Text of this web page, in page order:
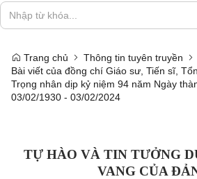
Trang chủ
Thông tin tuyên truyền
Bài viết của đồng chí Giáo sư, Tiến sĩ,
Trọng nhân dịp kỷ niệm 94 năm Ngày
03/02/1930 - 03/02/2024
TỰ HÀO VÀ TIN TƯỞNG
VANG CỦA